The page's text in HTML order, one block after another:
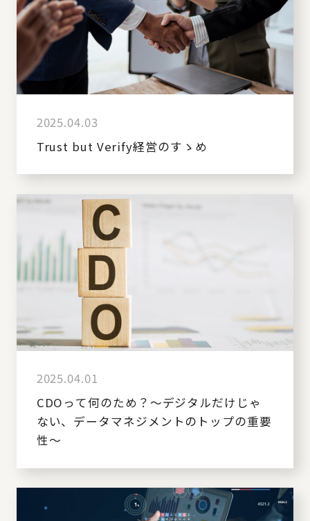
2025.04.03
Trust but Verify経営のすゝめ
2025.04.01
CDOって何のため？～デジタルだけじゃ
ない、データマネジメントのトップの重要
性～